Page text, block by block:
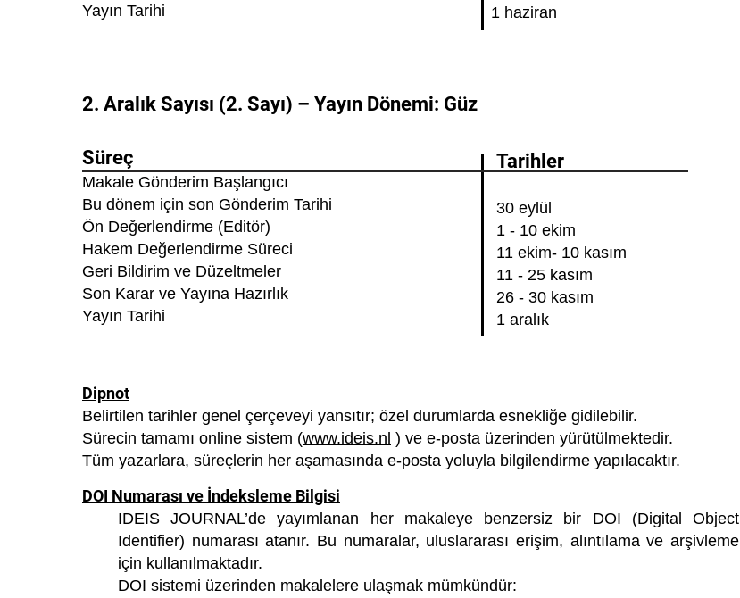
Yayın Tarihi
1 haziran
2. Aralık Sayısı (2. Sayı) – Yayın Dönemi: Güz
Süreç
Makale Gönderim Başlangıcı
Bu dönem için son Gönderim Tarihi
Ön Değerlendirme (Editör)
Hakem Değerlendirme Süreci
Geri Bildirim ve Düzeltmeler
Son Karar ve Yayına Hazırlık
Yayın Tarihi
Tarihler
30 eylül
1 - 10 ekim
11 ekim- 10 kasım
11 - 25 kasım
26 - 30 kasım
1 aralık
Dipnot
Belirtilen tarihler genel çerçeveyi yansıtır; özel durumlarda esnekliğe gidilebilir.
Sürecin tamamı online sistem (www.ideis.nl ) ve e-posta üzerinden yürütülmektedir.
Tüm yazarlara, süreçlerin her aşamasında e-posta yoluyla bilgilendirme yapılacaktır.
DOI Numarası ve İndeksleme Bilgisi
IDEIS JOURNAL’de yayımlanan her makaleye benzersiz bir DOI (Digital Object
Identifier) numarası atanır. Bu numaralar, uluslararası erişim, alıntılama ve arşivleme
için kullanılmaktadır.
DOI sistemi üzerinden makalelere ulaşmak mümkündür: